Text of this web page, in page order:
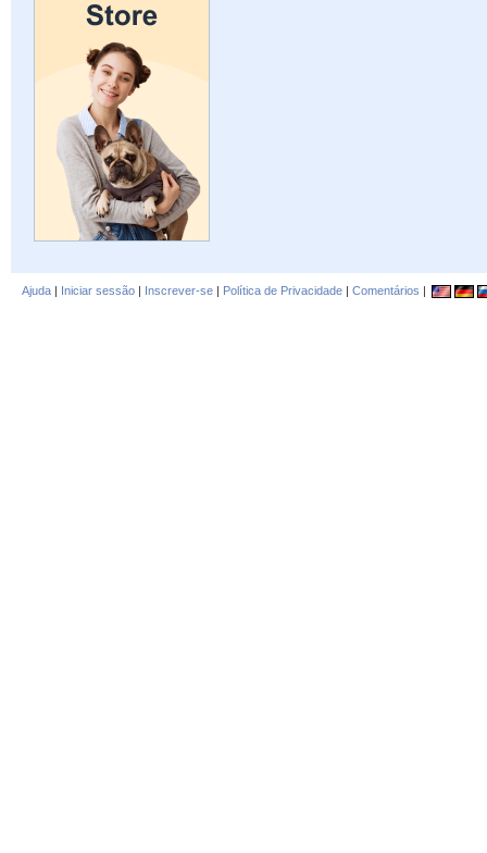
Ajuda | Iniciar sessão | Inscrever-se | Política de Privacidade | Comentários |